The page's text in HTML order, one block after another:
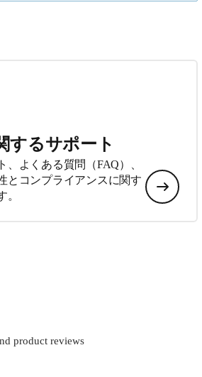
するサポート
、よくある質問（FAQ）、
とコンプライアンスに関す
。
product reviews